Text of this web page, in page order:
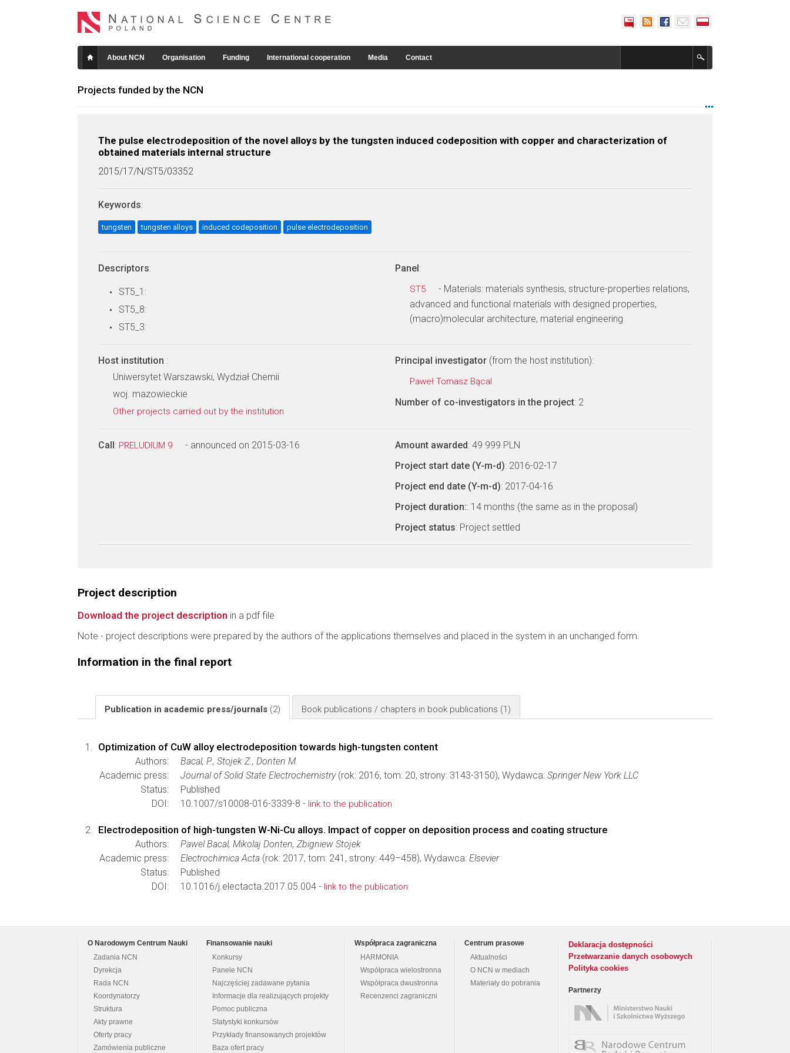
About NCN Organisation Funding International cooperation Media Contact
Projects funded by the NCN
The pulse electrodeposition of the novel alloys by the tungsten induced codeposition with copper and characterization of
obtained materials internal structure
2015/17/N/ST5/03352
Keywords:
tungsten tungsten alloys induced codeposition pulse electrodeposition
Descriptors:
ST5_1:
ST5_8:
ST5_3:
Panel:
ST5
- Materials: materials synthesis, structure-properties relations,
advanced and functional materials with designed properties,
(macro)molecular architecture, material engineering
Host institution :
Uniwersytet Warszawski, Wydział Chemii
woj. mazowieckie
Other projects carried out by the institution
Principal investigator (from the host institution):
Paweł Tomasz Bącal
Number of co-investigators in the project: 2
Call: PRELUDIUM 9 - announced on 2015-03-16 Amount awarded: 49 999 PLN
Project start date (Y-m-d): 2016-02-17
Project end date (Y-m-d): 2017-04-16
Project duration:: 14 months (the same as in the proposal)
Project status: Project settled
Project description
Download the project description in a pdf file
Note - project descriptions were prepared by the authors of the applications themselves and placed in the system in an unchanged form.
Information in the final report
Publication in academic press/journals (2) Book publications / chapters in book publications (1)
Optimization of CuW alloy electrodeposition towards high-tungsten content
Authors:
Bacal, P., Stojek Z., Donten M.
Academic press:
Journal of Solid State Electrochemistry(rok: 2016, tom: 20, strony: 3143-3150), Wydawca: Springer New York LLC
Status:
Published
DOI:
10.1007/s10008-016-3339-8 - link to the publication
Electrodeposition of high-tungsten W-Ni-Cu alloys. Impact of copper on deposition process and coating structure
Authors:
Pawel Bacal, Mikolaj Donten, Zbigniew Stojek
Academic press:
Electrochimica Acta (rok: 2017, tom: 241, strony: 449–458), Wydawca: Elsevier
Status:
Published
DOI:
10.1016/j.electacta.2017.05.004 - link to the publication
O Narodowym Centrum Nauki
Zadania NCN
Dyrekcja
Rada NCN
Koordynatorzy
Struktura
Akty prawne
Oferty pracy
Zamówienia publiczne
Finansowanie nauki
Konkursy
Panele NCN
Najczęściej zadawane pytania
Informacje dla realizujących projekty
Pomoc publiczna
Statystyki konkursów
Przykłady finansowanych projektów
Baza ofert pracy
Współpraca zagraniczna
HARMONIA
Współpraca wielostronna
Współpraca dwustronna
Recenzenci zagraniczni
Centrum prasowe
Aktualności
O NCN w mediach
Materiały do pobrania
Deklaracja dostępności
Przetwarzanie danych osobowych
Polityka cookies
Partnerzy